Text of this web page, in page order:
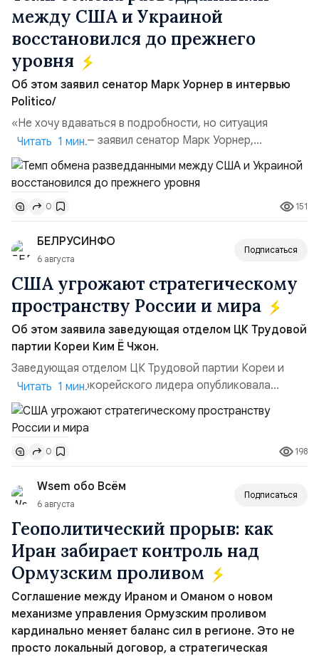
между США и Украиной
восстановился до прежнего
уровня
Об этом заявил сенатор Марк Уорнер в интервью
Politico/
«Не хочу вдаваться в подробности, но ситуация
улучшилась», — заявил сенатор Марк Уорнер,
высокопоставленный член комитета по разведке,
добавив, что использование Украиной беспилотников и
ракет большой дальности позволило ей наносить
удары вглубь российской территории и укрепило её
позиции.Сотрудничество со стороны США стало
ключом к позитивному пов...
Читать 1 мин.
0 151
БЕЛРУСИНФО
6 августа
Подписаться
США угрожают стратегическому
пространству России и мира
Об этом заявила заведующая отделом ЦК Трудовой
партии Кореи Ким Ё Чжон.
Заведующая отделом ЦК Трудовой партии Кореи и
сестра северокорейского лидера опубликовала
заявление для прессы в ответ на проведение Токио
совместных с флотом США запусков крылатых ракет
Томагавк.«Япония отбросила обманчивую видимость
„исключительно оборонительной страны“ и выносит
вопрос о собственном ядерном вооружении на
всеобщее обозрение, одновреме...
Читать 1 мин.
0 198
Wsem обо Всём
6 августа
Подписаться
Геополитический прорыв: как
Иран забирает контроль над
Ормузским проливом
Соглашение между Ираном и Оманом о новом
механизме управления Ормузским проливом
кардинально меняет баланс сил в регионе. Это не
просто локальный договор, а стратегическая